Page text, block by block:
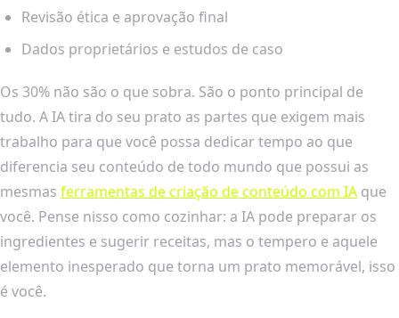
Revisão ética e aprovação final
Dados proprietários e estudos de caso
Os 30% não são o que sobra. São o ponto principal de
tudo. A IA tira do seu prato as partes que exigem mais
trabalho para que você possa dedicar tempo ao que
diferencia seu conteúdo de todo mundo que possui as
mesmas ferramentas de criação de conteúdo com IA que
você. Pense nisso como cozinhar: a IA pode preparar os
ingredientes e sugerir receitas, mas o tempero e aquele
elemento inesperado que torna um prato memorável, isso
é você.